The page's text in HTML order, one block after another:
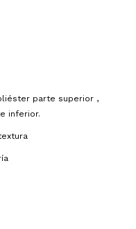
parte superior ,
inferior.